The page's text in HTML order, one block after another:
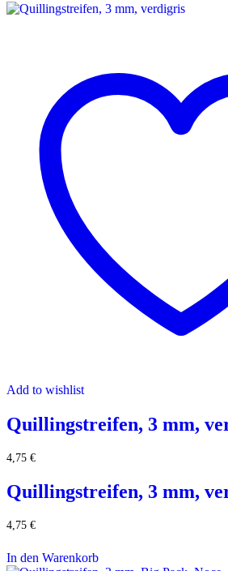
Add to wishlist
Quillingstreifen, 3 mm,
4,75 €
Quillingstreifen, 3 mm,
4,75 €
In den Warenkorb